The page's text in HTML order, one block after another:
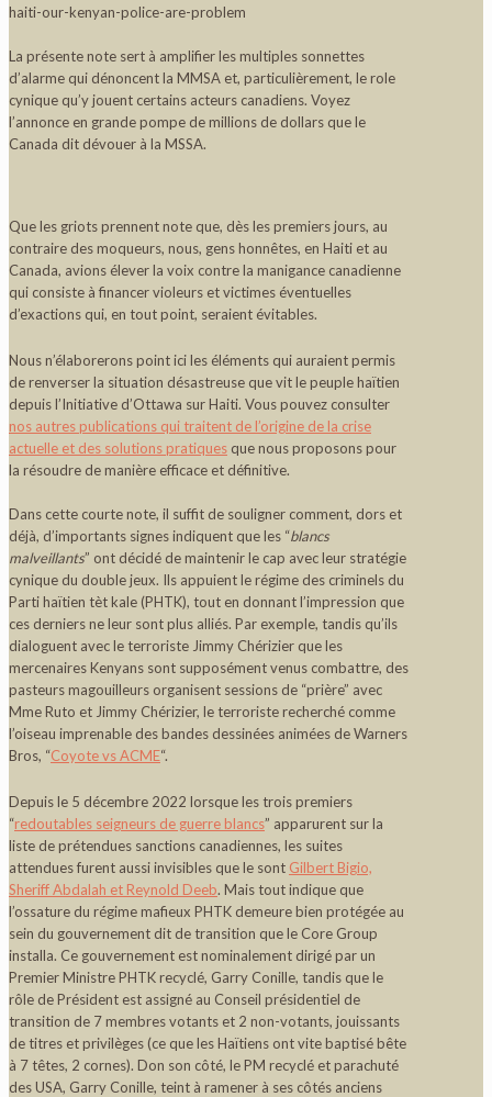
haiti-our-kenyan-police-are-problem
La présente note sert à amplifier les multiples sonnettes
d’alarme qui dénoncent la MMSA et, particulièrement, le role
cynique qu’y jouent certains acteurs canadiens. Voyez
l’annonce en grande pompe de millions de dollars que le
Canada dit dévouer à la MSSA.
Que les griots prennent note que, dès les premiers jours, au
contraire des moqueurs, nous, gens honnêtes, en Haiti et au
Canada, avions élever la voix contre la manigance canadienne
qui consiste à financer violeurs et victimes éventuelles
d’exactions qui, en tout point, seraient évitables.
Nous n’élaborerons point ici les éléments qui auraient permis
de renverser la situation désastreuse que vit le peuple haïtien
depuis l’Initiative d’Ottawa sur Haiti. Vous pouvez consulter
nos autres publications qui traitent de l’origine de la crise
actuelle et des solutions pratiques que nous proposons pour
la résoudre de manière efficace et définitive.
Dans cette courte note, il suffit de souligner comment, dors et
déjà, d’importants signes indiquent que les “blancs
malveillants” ont décidé de maintenir le cap avec leur stratégie
cynique du double jeux. Ils appuient le régime des criminels du
Parti haïtien tèt kale (PHTK), tout en donnant l’impression que
ces derniers ne leur sont plus alliés. Par exemple, tandis qu’ils
dialoguent avec le terroriste Jimmy Chérizier que les
mercenaires Kenyans sont supposément venus combattre, des
pasteurs magouilleurs organisent sessions de “prière” avec
Mme Ruto et Jimmy Chérizier, le terroriste recherché comme
l’oiseau imprenable des bandes dessinées animées de Warners
Bros, “Coyote vs ACME“.
Depuis le 5 décembre 2022 lorsque les trois premiers
“redoutables seigneurs de guerre blancs” apparurent sur la
liste de prétendues sanctions canadiennes, les suites
attendues furent aussi invisibles que le sont Gilbert Bigio,
Sheriff Abdalah et Reynold Deeb. Mais tout indique que
l’ossature du régime mafieux PHTK demeure bien protégée au
sein du gouvernement dit de transition que le Core Group
installa. Ce gouvernement est nominalement dirigé par un
Premier Ministre PHTK recyclé, Garry Conille, tandis que le
rôle de Président est assigné au Conseil présidentiel de
transition de 7 membres votants et 2 non-votants, jouissants
de titres et privilèges (ce que les Haïtiens ont vite baptisé bête
à 7 têtes, 2 cornes). Don son côté, le PM recyclé et parachuté
des USA, Garry Conille, teint à ramener à ses côtés anciens